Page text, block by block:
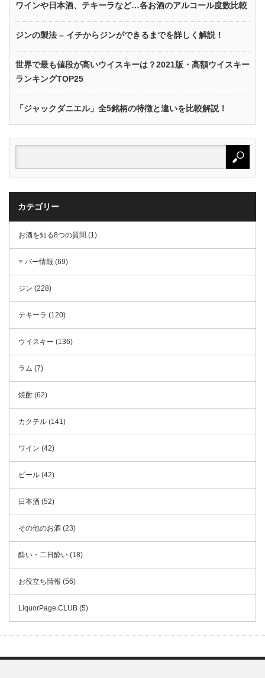
ワインや日本酒、テキーラなど…各お酒のアルコール度数比較
ジンの製法 – イチからジンができるまでを詳しく解説！
世界で最も値段が高いウイスキーは？2021版・高額ウイスキー
ランキングTOP25
「ジャックダニエル」全5銘柄の特徴と違いを比較解説！
カテゴリー
お酒を知る8つの質問 (1)
バー情報 (69)
ジン (228)
テキーラ (120)
ウイスキー (136)
ラム (7)
焼酎 (62)
カクテル (141)
ワイン (42)
ビール (42)
日本酒 (52)
その他のお酒 (23)
酔い・二日酔い (18)
お役立ち情報 (56)
LiquorPage CLUB (5)